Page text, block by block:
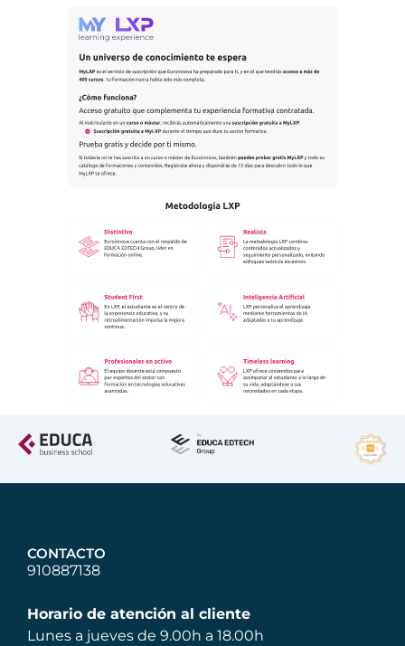
CONTACTO
910887138
Horario de atención al cliente
Lunes a jueves de 9.00h a 18.00h